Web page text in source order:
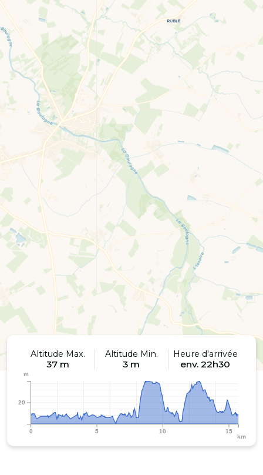
Altitude Max.
37 m
Altitude Min.
3 m
Heure d'arrivée
env. 22h30
0 5 10 15
km
20
m